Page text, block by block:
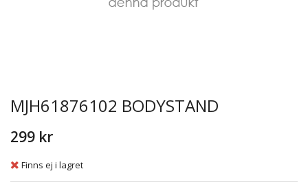
MJH61876102 BODYSTAND
299 kr
Finns ej i lagret